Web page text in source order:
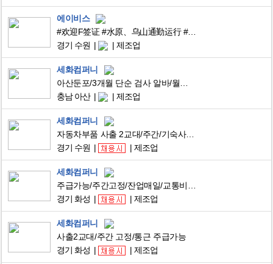
에이비스
#欢迎F签证 #水原、乌山通勤运行 #印章 #智能钥匙 #可周供
경기 수원
제조업
세화컴퍼니
아산둔포/3개월 단순 검사 알바/월요일 주급 가능/5월 유급 쌉가능/남녀무관
충남 아산
제조업
세화컴퍼니
자동차부품 사출 2교대/주간/기숙사/주급/초보가능
경기 수원
제조업
세화컴퍼니
주급가능/주간고정/잔업매일/교통비10만원/자차가능자/사출/좌식근무
경기 화성
제조업
세화컴퍼니
사출2교대/주간 고정/통근 주급가능
경기 화성
제조업